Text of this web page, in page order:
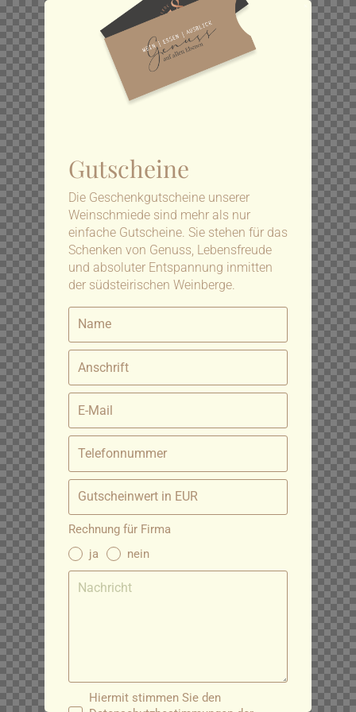
Gutscheine
Die Geschenkgutscheine unserer
Weinschmiede sind mehr als nur
einfache Gutscheine. Sie stehen für das
Schenken von Genuss, Lebensfreude
und absoluter Entspannung inmitten
der südsteirischen Weinberge.
Rechnung für Firma
ja
nein
Hiermit stimmen Sie den